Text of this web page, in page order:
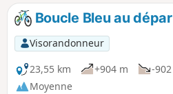
Boucle Bleu au
Visorandonneur
23,55 km
+904 m -
Moyenne